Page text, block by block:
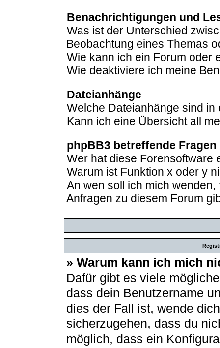
Benachrichtigungen und
Was ist der Unterschied
Beobachtung eines Themas
Wie kann ich ein Forum oder
Wie deaktiviere ich meine
Dateianhänge
Welche Dateianhänge sind
Kann ich eine Übersicht all
phpBB3 betreffende Fragen
Wer hat diese Forensoftware
Warum ist Funktion x oder y
An wen soll ich mich
Anfragen zu diesem Forum
» Warum kann ich mich
Dafür gibt es viele
dass dein Benutzername
dies der Fall ist, wende
sicherzugehen, dass du
möglich, dass ein